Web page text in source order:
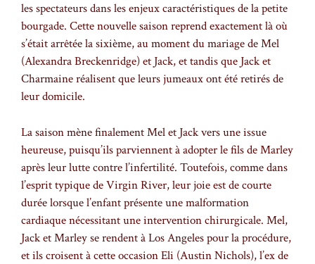
les spectateurs dans les enjeux caractéristiques de la petite
bourgade. Cette nouvelle saison reprend exactement là où
s’était arrêtée la sixième, au moment du mariage de Mel
(Alexandra Breckenridge) et Jack, et tandis que Jack et
Charmaine réalisent que leurs jumeaux ont été retirés de
leur domicile.
La saison mène finalement Mel et Jack vers une issue
heureuse, puisqu’ils parviennent à adopter le fils de Marley
après leur lutte contre l’infertilité. Toutefois, comme dans
l’esprit typique de Virgin River, leur joie est de courte
durée lorsque l’enfant présente une malformation
cardiaque nécessitant une intervention chirurgicale. Mel,
Jack et Marley se rendent à Los Angeles pour la procédure,
et ils croisent à cette occasion Eli (Austin Nichols), l’ex de